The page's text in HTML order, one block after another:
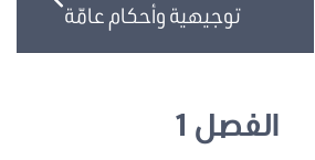
توجيهية وأحكام عامّة
الفصل 1